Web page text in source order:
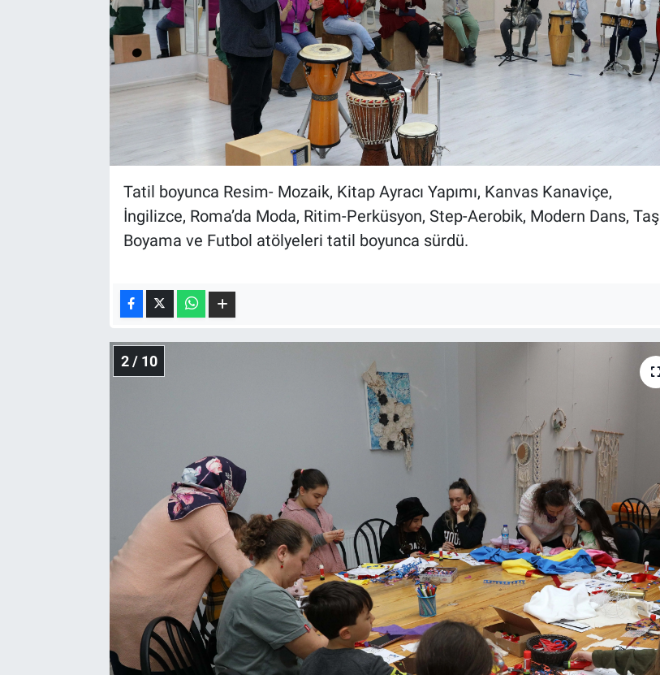
Tatil boyunca Resim- Mozaik, Kitap Ayracı Yapımı, Kanvas Kanaviçe,
İngilizce, Roma’da Moda, Ritim-Perküsyon, Step-Aerobik, Modern Dans, Taş
Boyama ve Futbol atölyeleri tatil boyunca sürdü.
2 / 10